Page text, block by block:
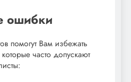
ошибки
помогут Вам избежать
часто допускают